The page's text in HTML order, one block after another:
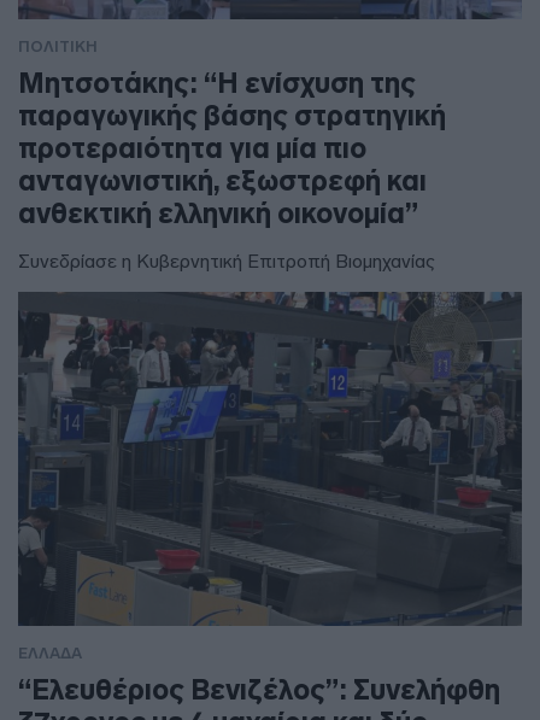
ΠΟΛΙΤΙΚΗ
Μητσοτάκης: “Η ενίσχυση της
παραγωγικής βάσης στρατηγική
προτεραιότητα για μία πιο
ανταγωνιστική, εξωστρεφή και
ανθεκτική ελληνική οικονομία”
Συνεδρίασε η Κυβερνητική Επιτροπή Βιομηχανίας
ΕΛΛΑΔΑ
“Ελευθέριος Βενιζέλος”: Συνελήφθη